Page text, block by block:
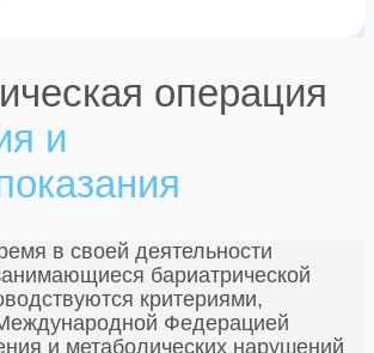
операция
и
в своей деятельности
бариатрической
критериями,
Федерацией
и метаболических нарушений